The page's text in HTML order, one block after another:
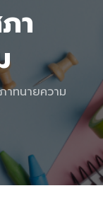
า
าทนายความ